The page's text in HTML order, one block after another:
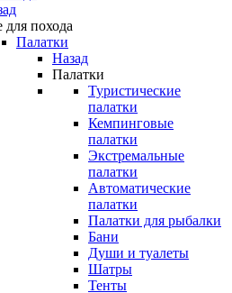
для похода
Палатки
Назад
Палатки
Туристические
палатки
Кемпинговые
палатки
Экстремальные
палатки
Автоматические
палатки
Палатки для рыбалки
Бани
Души и туалеты
Шатры
Тенты